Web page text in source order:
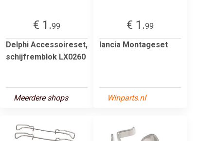
€ 1.99
Delphi Accessoireset,
schijfremblok LX0260
Meerdere shops
€ 1.99
lancia Montageset
Winparts.nl